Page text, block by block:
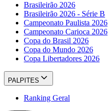
Brasileirão 2026
Brasileirão 2026 - Série B
Campeonato Paulista 2026
Campeonato Carioca 2026
Copa do Brasil 2026
Copa do Mundo 2026
Copa Libertadores 2026
PALPITES
Ranking Geral